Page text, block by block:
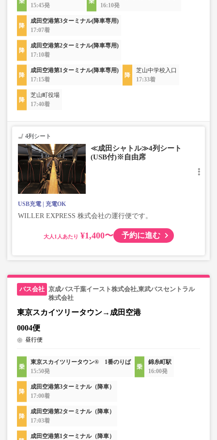
15:45発
16:10発
成田空港第3ターミナル(降車専用)
17:07着
成田空港第2ターミナル(降車専用)
17:10着
成田空港第1ターミナル(降車専用)
17:15着
芝山中学校入口
17:33着
芝山町役場
17:40着
4列シート
≪成田シャトル≫4列シート
(USB付)※自由席
USB充電 充電OK
WILLER EXPRESS 株式会社の運行便です。
大人 ¥1,400〜 予約に進む
京成バス千葉イースト株式会社,東武バスセントラル
株式会社
東京スカイツリータウン→成田空港
0004便
昼行便
東京スカイツリータウン® 1番のりば
15:50発
錦糸町駅
16:00発
成田空港第3ターミナル（降車）
17:00着
成田空港第2ターミナル（降車）
17:03着
成田空港第1ターミナル（降車）